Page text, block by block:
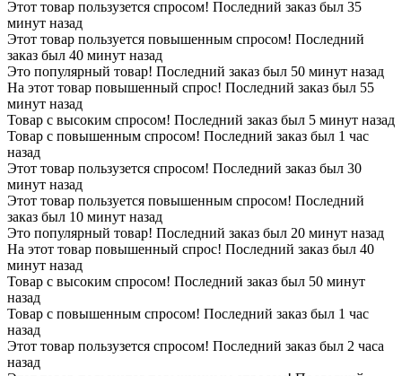
Этот товар пользузется спросом! Последний заказ был 35
минут назад
Этот товар пользуется повышенным спросом! Последний
заказ был 40 минут назад
Это популярный товар! Последний заказ был 50 минут назад
На этот товар повышенный спрос! Последний заказ был 55
минут назад
Товар с высоким спросом! Последний заказ был 5 минут назад
Товар с повышенным спросом! Последний заказ был 1 час
назад
Этот товар пользузется спросом! Последний заказ был 30
минут назад
Этот товар пользуется повышенным спросом! Последний
заказ был 10 минут назад
Это популярный товар! Последний заказ был 20 минут назад
На этот товар повышенный спрос! Последний заказ был 40
минут назад
Товар с высоким спросом! Последний заказ был 50 минут
назад
Товар с повышенным спросом! Последний заказ был 1 час
назад
Этот товар пользузется спросом! Последний заказ был 2 часа
назад